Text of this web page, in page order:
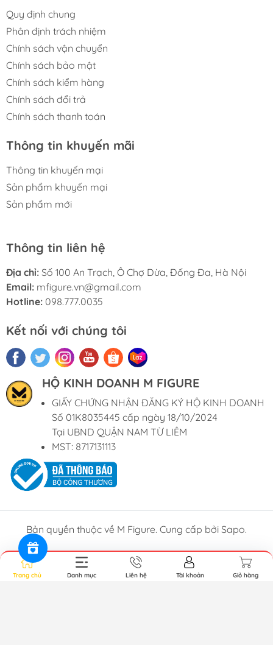
Quy định chung
Phân định trách nhiệm
Chính sách vận chuyển
Chính sách bảo mật
Chính sách kiểm hàng
Chính sách đổi trả
Chính sách thanh toán
Thông tin khuyến mãi
Thông tin khuyến mại
Sản phẩm khuyến mại
Sản phẩm mới
Thông tin liên hệ
Địa chỉ: Số 100 An Trạch, Ô Chợ Dừa, Đống Đa, Hà Nội
Email: mfigure.vn@gmail.com
Hotline: 098.777.0035
Kết nối với chúng tôi
HỘ KINH DOANH M FIGURE
GIẤY CHỨNG NHẬN ĐĂNG KÝ HỘ KINH DOANH
Số 01K8035445 cấp ngày 18/10/2024
Tại UBND QUẬN NAM TỪ LIÊM
MST: 8717131113
Bản quyền thuộc về M Figure. Cung cấp bởi Sapo.
Trang chủ Danh mục Liên hệ Tài khoản Giỏ hàng